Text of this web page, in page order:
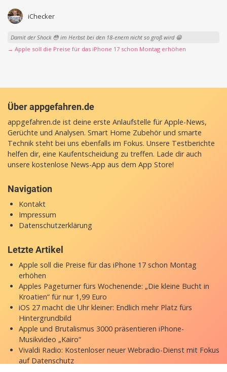
iChecker
Damit der Shock 😳 im Herbst bei den 18-enern nicht so groß wird 😁
→ Apple soll die Preise für das iPhone 17 schon Montag erhöhen
Über appgefahren.de
appgefahren.de ist deine erste Anlaufstelle für Apple-News,
Gerüchte und Analysen. Smart Home Zubehör und smarte
Technik steht bei uns ebenfalls im Fokus. Unsere Testberichte
helfen dir, eine Kaufentscheidung zu treffen. Lade dir auch
unsere kostenlose News-App aus dem App Store!
Navigation
Kontakt
Impressum
Datenschutzerklärung
Letzte Artikel
Apple soll die Preise für das iPhone 17 schon Montag
erhöhen
Apples Pageturner fürs Wochenende: „Die kleine Bucht in
Kroatien“ für nur 1,99 Euro
iOS 27 macht die Uhr kleiner: Endlich mehr Platz fürs
Hintergrundbild
Apple und Brutalismus 3000 präsentieren iPhone-
Musikvideo „Kairo“
Vivaldi Radio: Kostenloser neuer Webradio-Dienst mit Fokus
auf Datenschutz